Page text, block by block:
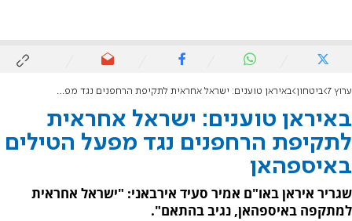
ערוץ 7 ביטחון באיראן טוענים: ישראל אחראית לתקיפת הרחפנים נגד מפעל הטילים באיספהאן
באיראן טוענים: ישראל אחראית
לתקיפת הרחפנים נגד מפעל הטילים
באיספהאן
שגריר איראן באו"ם אמיר סעיד אירבאני: "ישראל אחראית
למתקפה באיספהאן, נגיב בהתאם".